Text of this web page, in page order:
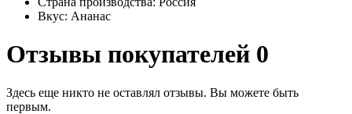
Вкус: Ананас
Отзывы покупателей 0
Здесь еще никто не оставлял отзывы. Вы можете быть
первым.